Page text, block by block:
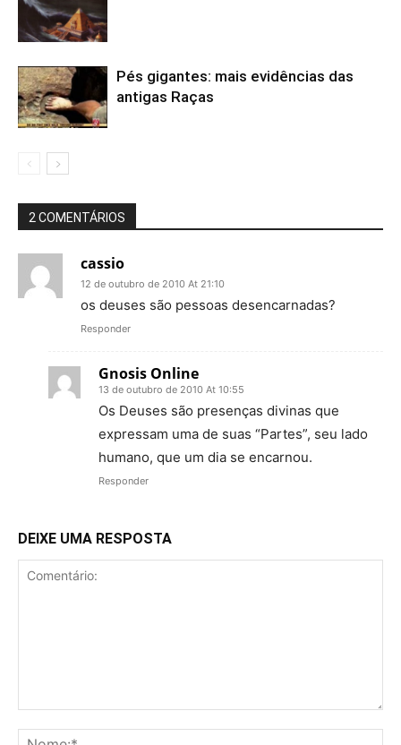
Pés gigantes: mais evidências das
antigas Raças
2 COMENTÁRIOS
cassio
12 de outubro de 2010 At 21:10
os deuses são pessoas desencarnadas?
Responder
Gnosis Online
13 de outubro de 2010 At 10:55
Os Deuses são presenças divinas que
expressam uma de suas “Partes”, seu lado
humano, que um dia se encarnou.
Responder
DEIXE UMA RESPOSTA